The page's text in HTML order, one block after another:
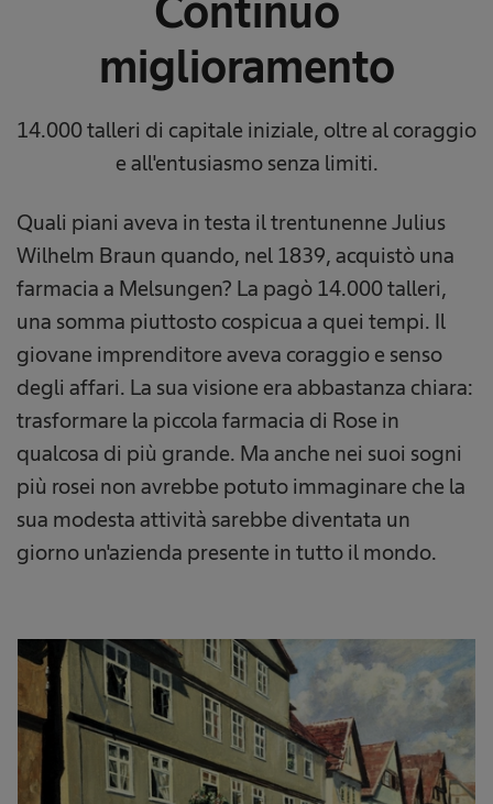
Continuo
miglioramento
14.000 talleri di capitale iniziale, oltre al coraggio
e all'entusiasmo senza limiti.
Quali piani aveva in testa il trentunenne Julius
Wilhelm Braun quando, nel 1839, acquistò una
farmacia a Melsungen? La pagò 14.000 talleri,
una somma piuttosto cospicua a quei tempi. Il
giovane imprenditore aveva coraggio e senso
degli affari. La sua visione era abbastanza chiara:
trasformare la piccola farmacia di Rose in
qualcosa di più grande. Ma anche nei suoi sogni
più rosei non avrebbe potuto immaginare che la
sua modesta attività sarebbe diventata un
giorno un'azienda presente in tutto il mondo.